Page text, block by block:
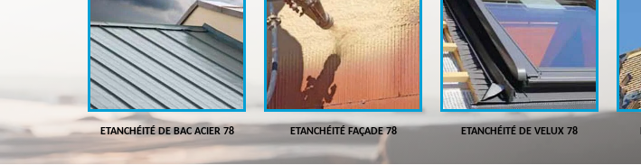
78 ETANCHÉITÉ DE BAC ACIER 78 ETANCHÉITÉ FAÇADE 78 ETANCHÉITÉ DE VELUX 78